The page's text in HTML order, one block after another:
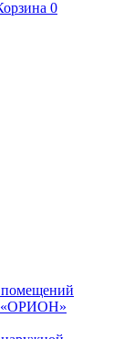
0
помещений
«ОРИОН»